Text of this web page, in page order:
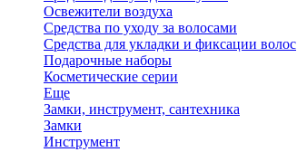
Освежители воздуха
Средства по уходу за волосами
Средства для укладки и фиксации волос
Подарочные наборы
Косметические серии
Еще
Замки, инструмент, сантехника
Замки
Инструмент